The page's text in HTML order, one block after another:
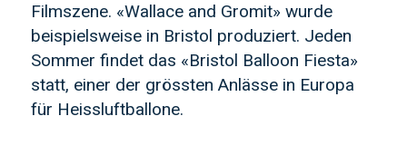
Filmszene. «Wallace and Gromit» wurde
beispielsweise in Bristol produziert. Jeden
Sommer findet das «Bristol Balloon Fiesta»
statt, einer der grössten Anlässe in Europa
für Heissluftballone.